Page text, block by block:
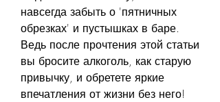
навсегда забыть о 'пятничных
обрезках' и пустышках в баре.
Ведь после прочтения этой статьи
вы бросите алкоголь, как старую
привычку, и обретете яркие
впечатления от жизни без него!